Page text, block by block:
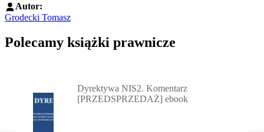
Autor:
Grodecki Tomasz
Polecamy książki prawnicze
Dyrektywa NIS2. Komentarz
[PRZEDSPRZEDAŻ] ebook